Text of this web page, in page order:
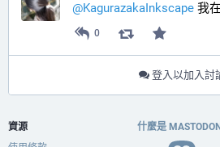
@KagurazakaInkscape 我
0
登入以加入討
資源
什麼是